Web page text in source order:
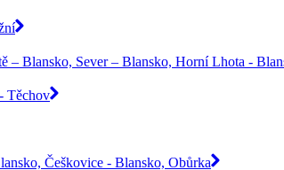
– Blansko, Sever – Blansko, Horní Lhota -
Těchov
Češkovice - Blansko, Obůrka